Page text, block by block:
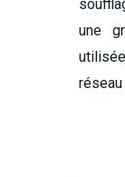
une
réseau